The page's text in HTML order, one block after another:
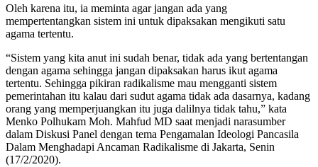
Oleh karena itu, ia meminta agar jangan ada yang
mempertentangkan sistem ini untuk dipaksakan mengikuti satu
agama tertentu.
“Sistem yang kita anut ini sudah benar, tidak ada yang bertentangan
dengan agama sehingga jangan dipaksakan harus ikut agama
tertentu. Sehingga pikiran radikalisme mau mengganti sistem
pemerintahan itu kalau dari sudut agama tidak ada dasarnya, kadang
orang yang memperjuangkan itu juga dalilnya tidak tahu,” kata
Menko Polhukam Moh. Mahfud MD saat menjadi narasumber
dalam Diskusi Panel dengan tema Pengamalan Ideologi Pancasila
Dalam Menghadapi Ancaman Radikalisme di Jakarta, Senin
(17/2/2020).